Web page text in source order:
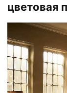
цветовая